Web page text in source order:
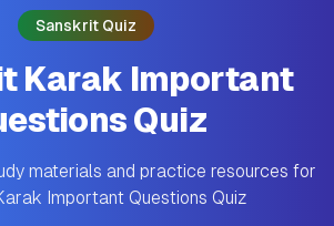
Sanskrit Quiz
Karak Important
Quiz
materials and practice resources for
Important Questions Quiz